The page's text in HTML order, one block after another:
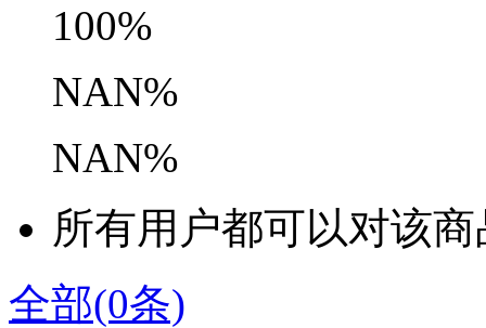
100%
NAN%
NAN%
所有用户都可以对该商
全部(0条)